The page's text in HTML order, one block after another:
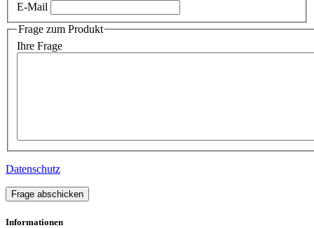
E-Mail
Frage zum Produkt
Ihre Frage
Datenschutz
Frage abschicken
Informationen